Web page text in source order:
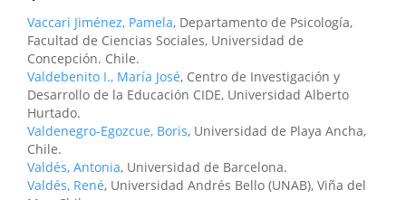
Vaccari Jiménez, Pamela, Departamento de Psicología,
Facultad de Ciencias Sociales, Universidad de
Concepción. Chile.
Valdebenito I., María José, Centro de Investigación y
Desarrollo de la Educación CIDE, Universidad Alberto
Hurtado.
Valdenegro-Egozcue, Boris, Universidad de Playa Ancha,
Chile.
Valdés, Antonia, Universidad de Barcelona.
Valdés, René, Universidad Andrés Bello (UNAB), Viña del